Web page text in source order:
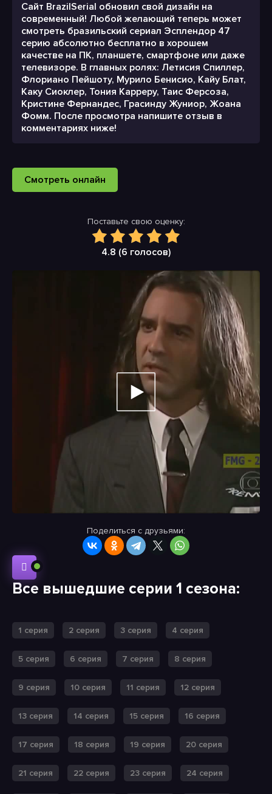
Сайт BrazilSerial обновил свой дизайн на
современный! Любой желающий теперь может
смотреть бразильский сериал Эсплендор 47
серию абсолютно бесплатно в хорошем
качестве на ПК, планшете, смартфоне или даже
телевизоре. В главных ролях: Летисия Спиллер,
Флориано Пейшоту, Мурило Бенисио, Кайу Блат,
Каку Сиоклер, Тония Карреру, Таис Ферсоза,
Кристине Фернандес, Грасинду Жуниор, Жоана
Фомм. После просмотра напишите отзыв в
комментариях ниже!
Смотреть онлайн
Поставьте свою оценку:
4.8 (6 голосов)
Поделиться с друзьями:
Все вышедшие серии 1 сезона:
1 серия 2 серия 3 серия 4 серия
5 серия 6 серия 7 серия 8 серия
9 серия 10 серия 11 серия 12 серия
13 серия 14 серия 15 серия 16 серия
17 серия 18 серия 19 серия 20 серия
21 серия 22 серия 23 серия 24 серия